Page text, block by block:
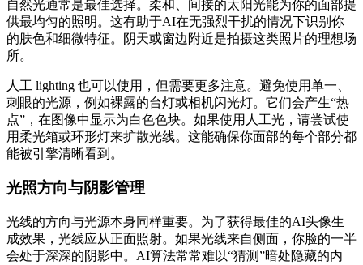
自然光通常是最佳选择。柔和、间接的太阳光能为你的面部提
供最均匀的照明。这有助于AI在无强烈干扰的情况下识别你
的肤色和细微特征。阴天或窗边附近是拍摄这类照片的理想场
所。
人工 lighting 也可以使用，但需要更多注意。避免使用单一、
刺眼的光源，例如裸露的台灯或相机闪光灯。它们会产生“热
点”，在图像中显示为白色色块。如果使用人工光，请尝试使
用柔光箱或环形灯来扩散光线。这能确保你面部的每个部分都
能被引擎清晰看到。
光照方向与阴影管理
光线的方向与光源本身同样重要。为了获得最佳的AI头像生
成效果，光线应从正面照射。如果光线来自侧面，你脸的一半
会处于深深的阴影中。AI算法常常难以“猜测”暗处隐藏的内